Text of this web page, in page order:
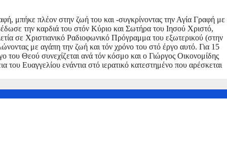
μπήκε πλέον στην ζωή του και -συγκρίνοντας την Αγία Γραφή με
την καρδιά του στόν Κύριο και Σωτήρα του Ιησού Χριστό,
σε Χριστιανικό Ραδιοφωνικό Πρόγραμμα του εξωτερικού (στην
με αγάπη την ζωή και τόν χρόνο του στό έργο αυτό. Για 15
του Θεού συνεχίζεται ανά τόν κόσμο και ο Γιώργος Οικονομίδης
Ευαγγελίου ενάντια στό ιερατικό κατεστημένο που αρέσκεται